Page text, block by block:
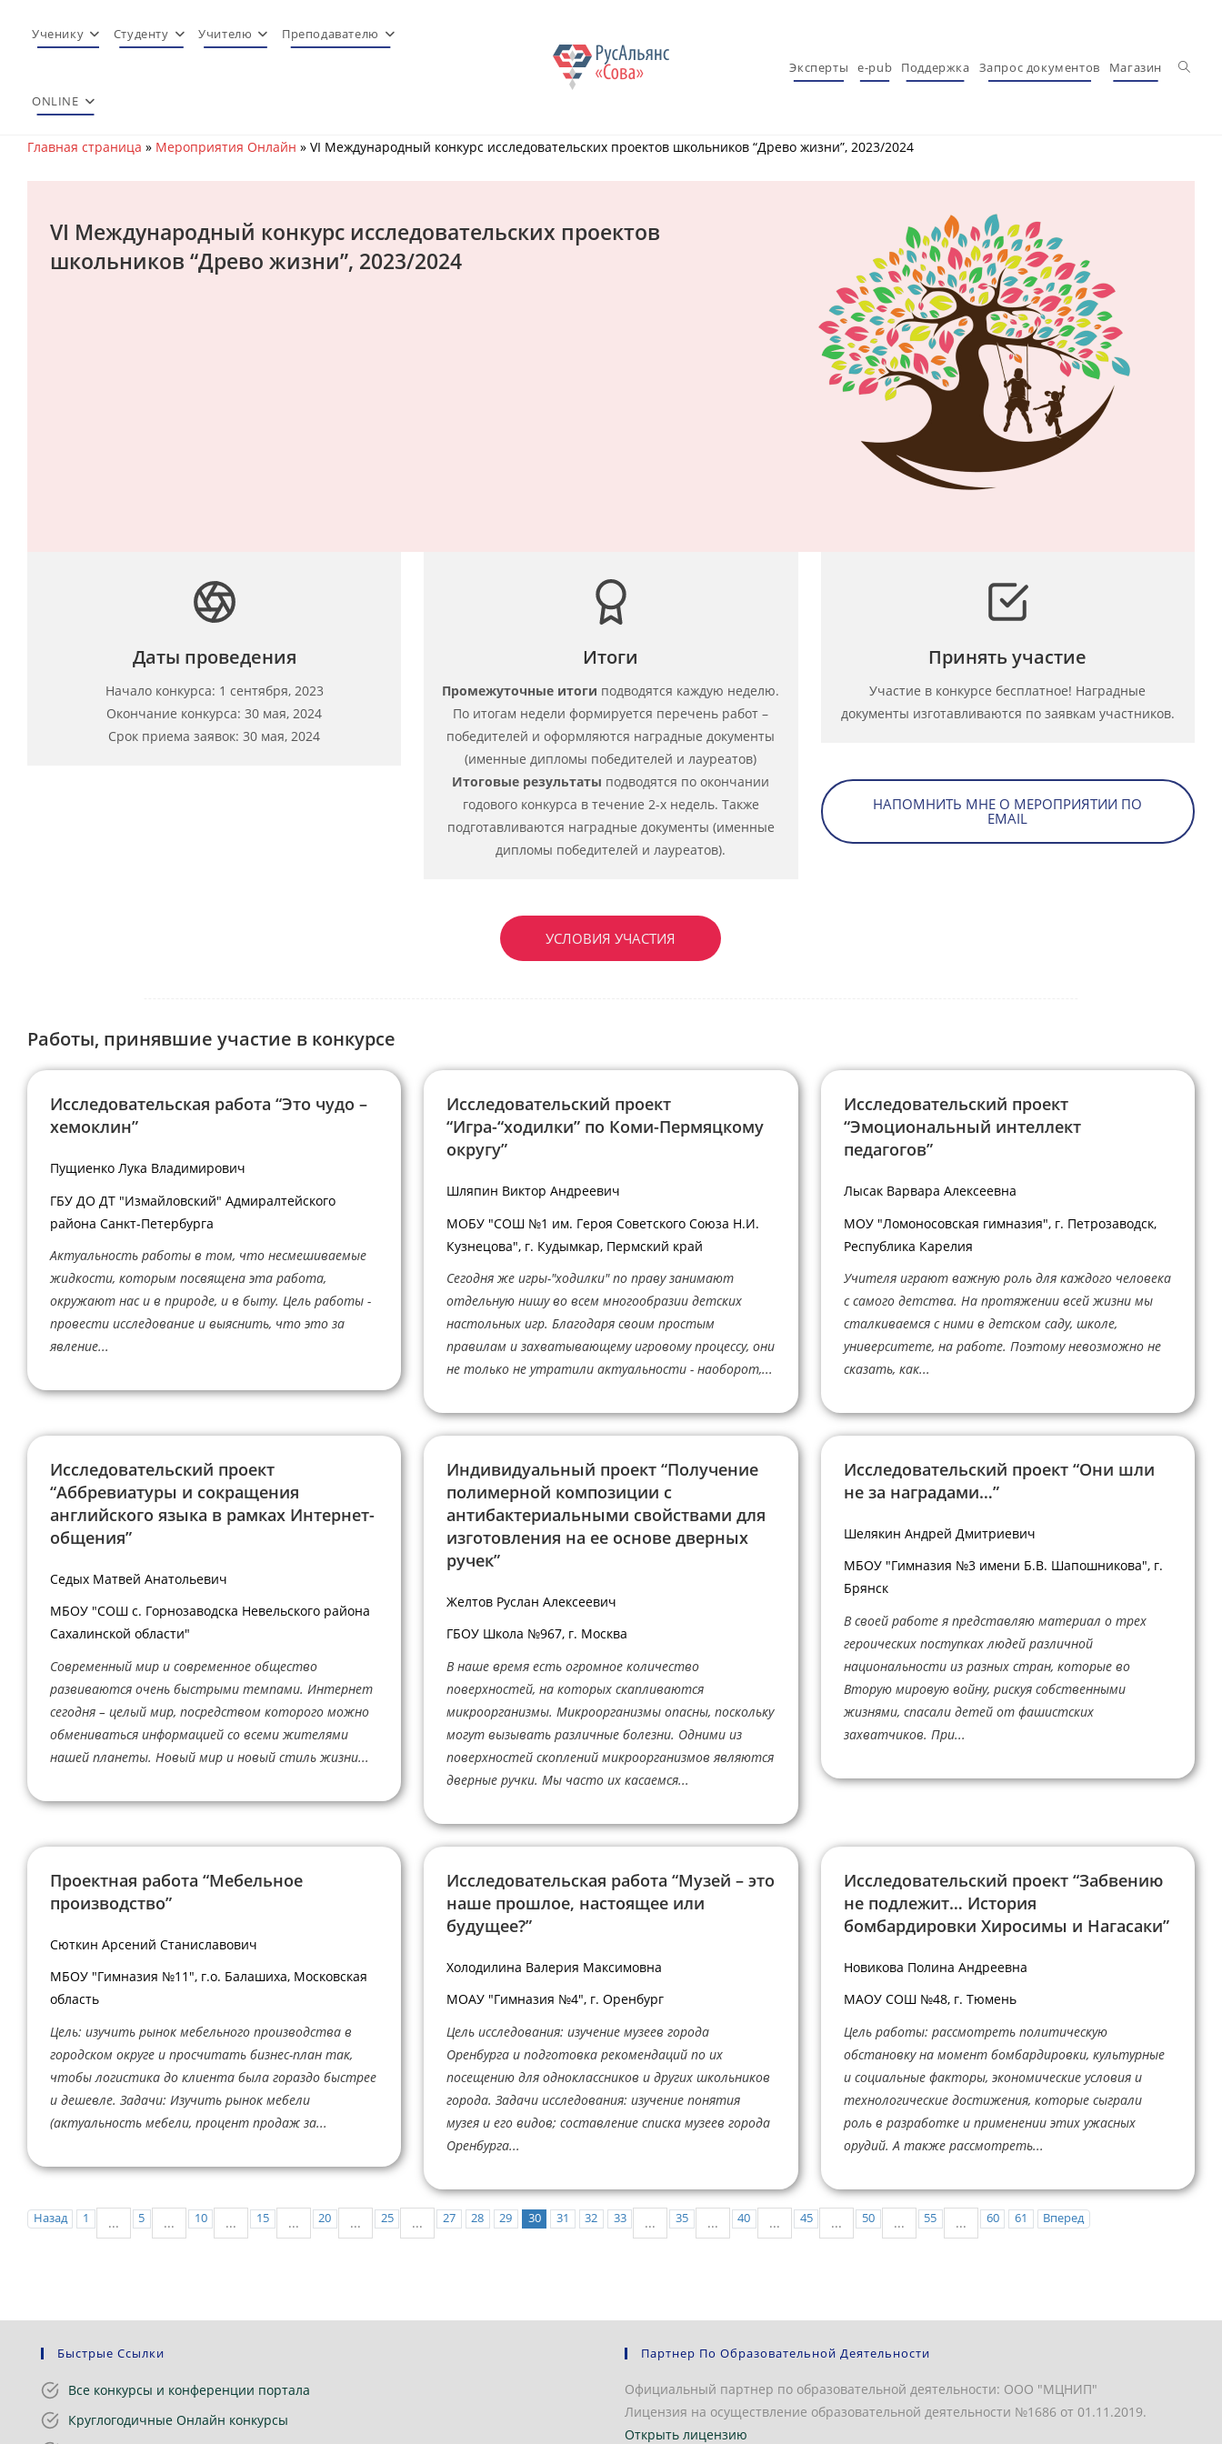
Ученику Студенту Учителю Преподавателю
ONLINE
Эксперты e-pub Поддержка Запрос документов Магазин
Главная страница » Мероприятия Онлайн » VI Международный конкурс исследовательских проектов школьников “Древо жизни”, 2023/2024
VI Международный конкурс исследовательских проектов
школьников “Древо жизни”, 2023/2024
Даты проведения
Начало конкурса: 1 сентября, 2023
Окончание конкурса: 30 мая, 2024
Срок приема заявок: 30 мая, 2024
Итоги
Промежуточные итоги подводятся каждую неделю.
По итогам недели формируется перечень работ –
победителей и оформляются наградные документы
(именные дипломы победителей и лауреатов)
Итоговые результаты подводятся по окончании
годового конкурса в течение 2-х недель. Также
подготавливаются наградные документы (именные
дипломы победителей и лауреатов).
УСЛОВИЯ УЧАСТИЯ
Принять участие
Участие в конкурсе бесплатное! Наградные
документы изготавливаются по заявкам участников.
НАПОМНИТЬ МНЕ О МЕРОПРИЯТИИ ПО
EMAIL
Работы, принявшие участие в конкурсе
Исследовательская работа “Это чудо –
хемоклин”
Пущиенко Лука Владимирович
ГБУ ДО ДТ "Измайловский" Адмиралтейского
района Санкт-Петербурга
Актуальность работы в том, что несмешиваемые
жидкости, которым посвящена эта работа,
окружают нас и в природе, и в быту. Цель работы -
провести исследование и выяснить, что это за
явление...
Исследовательский проект
“Игра-“ходилки” по Коми-Пермяцкому
округу”
Шляпин Виктор Андреевич
МОБУ "СОШ №1 им. Героя Советского Союза Н.И.
Кузнецова", г. Кудымкар, Пермский край
Сегодня же игры-"ходилки" по праву занимают
отдельную нишу во всем многообразии детских
настольных игр. Благодаря своим простым
правилам и захватывающему игровому процессу, они
не только не утратили актуальности - наоборот,...
Исследовательский проект
“Эмоциональный интеллект
педагогов”
Лысак Варвара Алексеевна
МОУ "Ломоносовская гимназия", г. Петрозаводск,
Республика Карелия
Учителя играют важную роль для каждого человека
с самого детства. На протяжении всей жизни мы
сталкиваемся с ними в детском саду, школе,
университете, на работе. Поэтому невозможно не
сказать, как...
Исследовательский проект
“Аббревиатуры и сокращения
английского языка в рамках Интернет-
общения”
Седых Матвей Анатольевич
МБОУ "СОШ с. Горнозаводска Невельского района
Сахалинской области"
Современный мир и современное общество
развиваются очень быстрыми темпами. Интернет
сегодня – целый мир, посредством которого можно
обмениваться информацией со всеми жителями
нашей планеты. Новый мир и новый стиль жизни...
Индивидуальный проект “Получение
полимерной композиции с
антибактериальными свойствами для
изготовления на ее основе дверных
ручек”
Желтов Руслан Алексеевич
ГБОУ Школа №967, г. Москва
В наше время есть огромное количество
поверхностей, на которых скапливаются
микроорганизмы. Микроорганизмы опасны, поскольку
могут вызывать различные болезни. Одними из
поверхностей скоплений микроорганизмов являются
дверные ручки. Мы часто их касаемся...
Исследовательский проект “Они шли
не за наградами…”
Шелякин Андрей Дмитриевич
МБОУ "Гимназия №3 имени Б.В. Шапошникова", г.
Брянск
В своей работе я представляю материал о трех
героических поступках людей различной
национальности из разных стран, которые во
Вторую мировую войну, рискуя собственными
жизнями, спасали детей от фашистских
захватчиков. При...
Проектная работа “Мебельное
производство”
Сюткин Арсений Станиславович
МБОУ "Гимназия №11", г.о. Балашиха, Московская
область
Цель: изучить рынок мебельного производства в
городском округе и просчитать бизнес-план так,
чтобы логистика до клиента была гораздо быстрее
и дешевле. Задачи: Изучить рынок мебели
(актуальность мебели, процент продаж за...
Исследовательская работа “Музей – это
наше прошлое, настоящее или
будущее?”
Холодилина Валерия Максимовна
МОАУ "Гимназия №4", г. Оренбург
Цель исследования: изучение музеев города
Оренбурга и подготовка рекомендаций по их
посещению для одноклассников и других школьников
города. Задачи исследования: изучение понятия
музея и его видов; составление списка музеев города
Оренбурга...
Исследовательский проект “Забвению
не подлежит… История
бомбардировки Хиросимы и Нагасаки”
Новикова Полина Андреевна
МАОУ СОШ №48, г. Тюмень
Цель работы: рассмотреть политическую
обстановку на момент бомбардировки, культурные
и социальные факторы, экономические условия и
технологические достижения, которые сыграли
роль в разработке и применении этих ужасных
орудий. А также рассмотреть...
Назад 1 ... 5 ... 10 ... 15 ... 20 ... 25 ... 27 28 29 30 31 32 33 ... 35 ... 40 ... 45 ... 50 ... 55 ... 60 61 Вперед
Быстрые Ссылки
Все конкурсы и конференции портала
Круглогодичные Онлайн конкурсы
Партнер По Образовательной Деятельности
Официальный партнер по образовательной деятельности: ООО "МЦНИП"
Лицензия на осуществление образовательной деятельности №1686 от 01.11.2019.
Открыть лицензию